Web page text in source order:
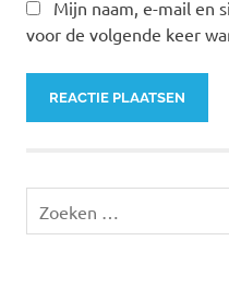
Mijn naam, e-mail en
voor de volgende keer
naar: